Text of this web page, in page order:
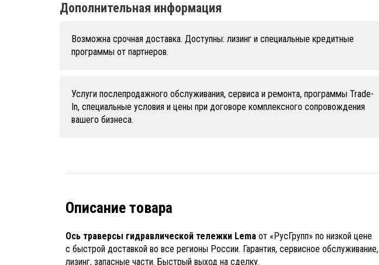
Дополнительная информация
Возможна срочная доставка. Доступны: лизинг и специальные кредитные
программы от партнеров.
Услуги послепродажного обслуживания, сервиса и ремонта, программы Trade-
In, специальные условия и цены при договоре комплексного сопровождения
вашего бизнеса.
Описание товара
Ось траверсы гидравлической тележки Lema от «РусГрупп» по низкой цене
с быстрой доставкой во все регионы России. Гарантия, сервисное обслуживание,
лизинг, запасные части. Быстрый выход на сделку.